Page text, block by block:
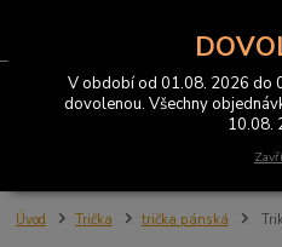
Úvod Trička trička pánská
V období od 01.08. 2026 do
dovolenou. Všechny
10.08.